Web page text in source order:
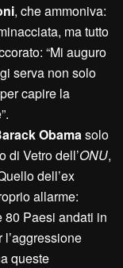
, che ammoniva:
ma tutto
“Mi auguro
serva non solo
capire la
Obamasolo
di Vetro dell’ONU,
dell’ex
allarme:
80 Paesi andati in
queste